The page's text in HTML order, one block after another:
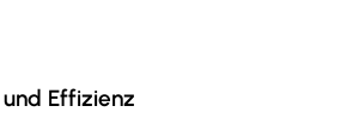
Effizienz